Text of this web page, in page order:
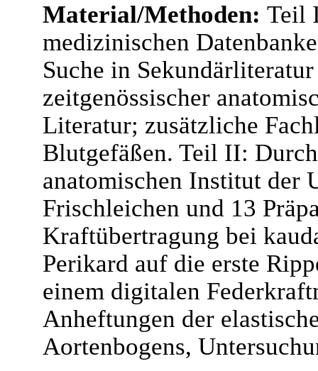
Material/Methoden: Teil
medizinischen
Suche in
zeitgenössischer
Literatur; zusätzliche
Blutgefäßen. Teil II:
anatomischen Institut der
Frischleichen und 13
Kraftübertragung bei
Perikard auf die erste
einem digitalen
Anheftungen der
Aortenbogens,